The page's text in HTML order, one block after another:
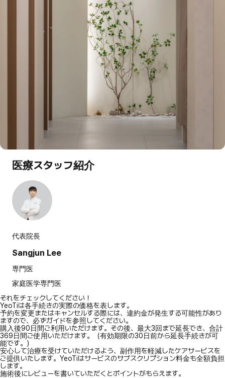
医療スタッフ紹介
代表院長
Sangjun Lee
専門医
家庭医学専門医
それをチェックしてください！
YeoTiは各手続きの実際の価格を表します。
予約を変更またはキャンセルする際には、違約金が発生する可能性があり
ますので、必ずガイドを参照してください。
購入後90日間ご利用いただけます。その後、最大3回まで延長でき、合計
369日間ご使用いただけます。（有効期限の30日前から延長手続きが可
能です。）
安心して治療を受けていただけるよう、副作用を軽減したケアサービスを
ご提供いたします。YeoTiはサービスのサブスクリプション料金も全額負担
します。
施術後にレビューを書いていただくとポイントがもらえます。